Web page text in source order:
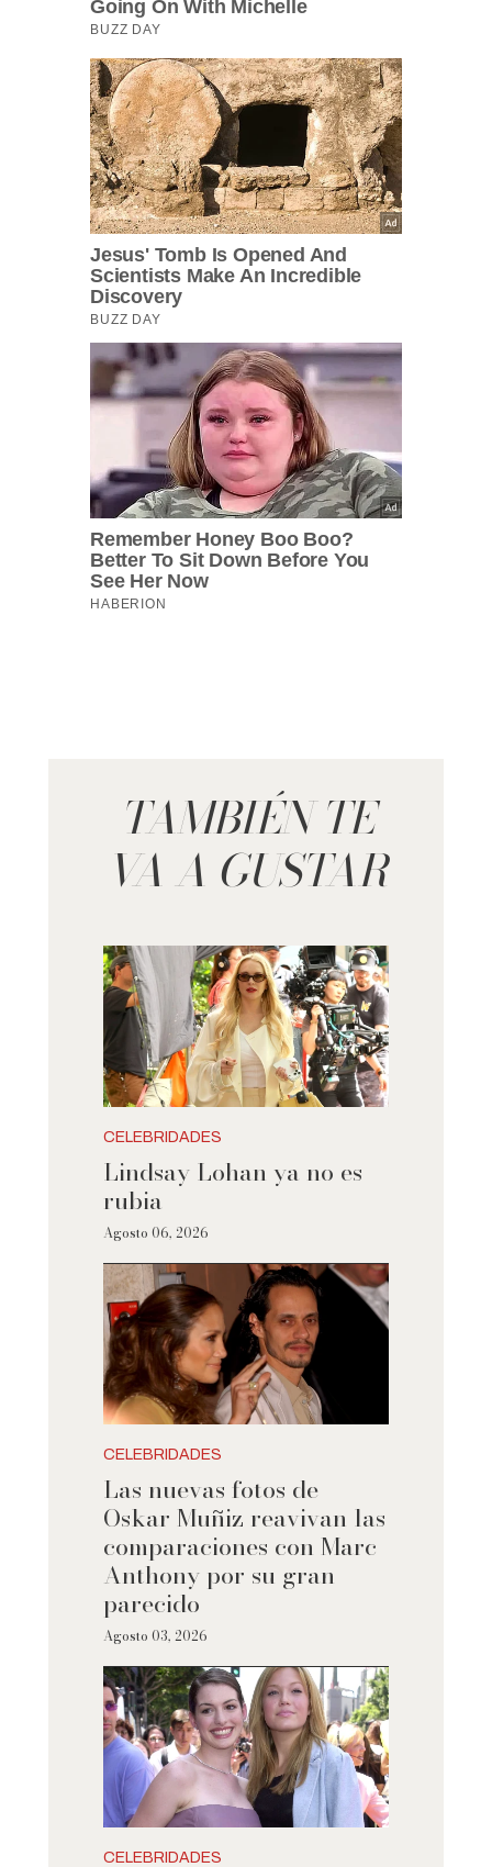
TAMBIÉN TE
VA A GUSTAR
CELEBRIDADES
Lindsay Lohan ya no es
rubia
Agosto 06, 2026
CELEBRIDADES
Las nuevas fotos de
Oskar Muñiz reavivan las
comparaciones con Marc
Anthony por su gran
parecido
Agosto 03, 2026
CELEBRIDADES